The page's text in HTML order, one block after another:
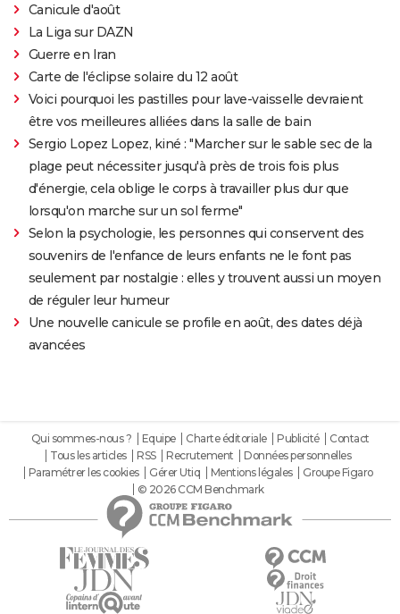
Canicule d'août
La Liga sur DAZN
Guerre en Iran
Carte de l'éclipse solaire du 12 août
Voici pourquoi les pastilles pour lave-vaisselle devraient
être vos meilleures alliées dans la salle de bain
Sergio Lopez Lopez, kiné : "Marcher sur le sable sec de la
plage peut nécessiter jusqu'à près de trois fois plus
d'énergie, cela oblige le corps à travailler plus dur que
lorsqu'on marche sur un sol ferme"
Selon la psychologie, les personnes qui conservent des
souvenirs de l'enfance de leurs enfants ne le font pas
seulement par nostalgie : elles y trouvent aussi un moyen
de réguler leur humeur
Une nouvelle canicule se profile en août, des dates déjà
avancées
Qui sommes-nous ? Equipe Charte éditoriale Publicité
Contact
Tous les articles
RSS Recrutement
Données personnelles
Paramétrer les cookies
Gérer Utiq Mentions légales
Groupe Figaro
© 2026 CCM Benchmark